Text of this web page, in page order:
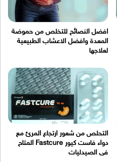
افضل النصائح للتخلص من حموضة
المعدة وافضل الاعشاب الطبيعية
لعلاجها
التحلص من شعور ارتجاع المرئ مع
دواء فاست كيور Fastcure المتاح
فى الصيدليات